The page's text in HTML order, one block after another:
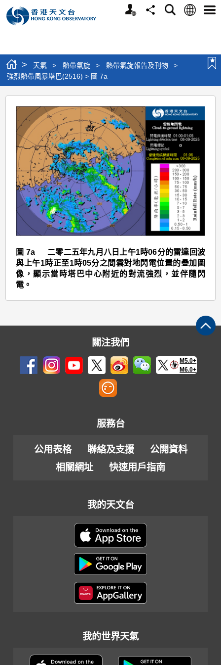
個
分
搜
語
選
> 天氣 > 熱帶氣旋 > 熱帶氣旋報告及刊物
>
強烈熱帶風暴塔巴(2516) > 圖 7a
強
烈
熱
帶
風
暴
塔
巴
(2516)
圖
7a
圖 7a 二零二五年九月八日上午1時06分的雷達回波
與上午1時正至1時05分之間雲對地閃電位置的疊加圖
像，顯示當時塔巴中心附近的對流強烈，並伴隨閃
電。
關注我們
M5.0+
M6.0+
服務台
公用表格 聯絡及支援
公開資料
相關網址
快速用戶指南
我的天文台
我的世界天氣